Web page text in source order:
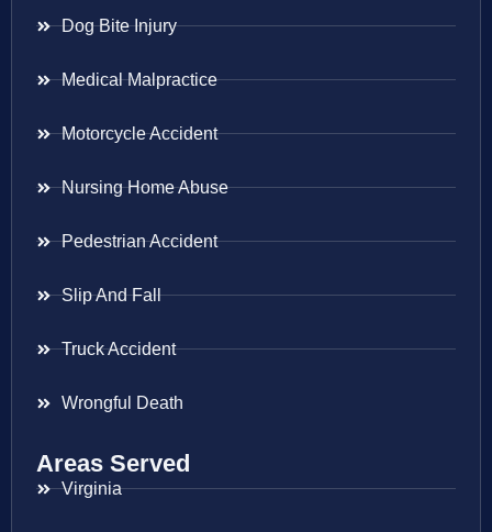
Dog Bite Injury
Medical Malpractice
Motorcycle Accident
Nursing Home Abuse
Pedestrian Accident
Slip And Fall
Truck Accident
Wrongful Death
Areas Served
Virginia